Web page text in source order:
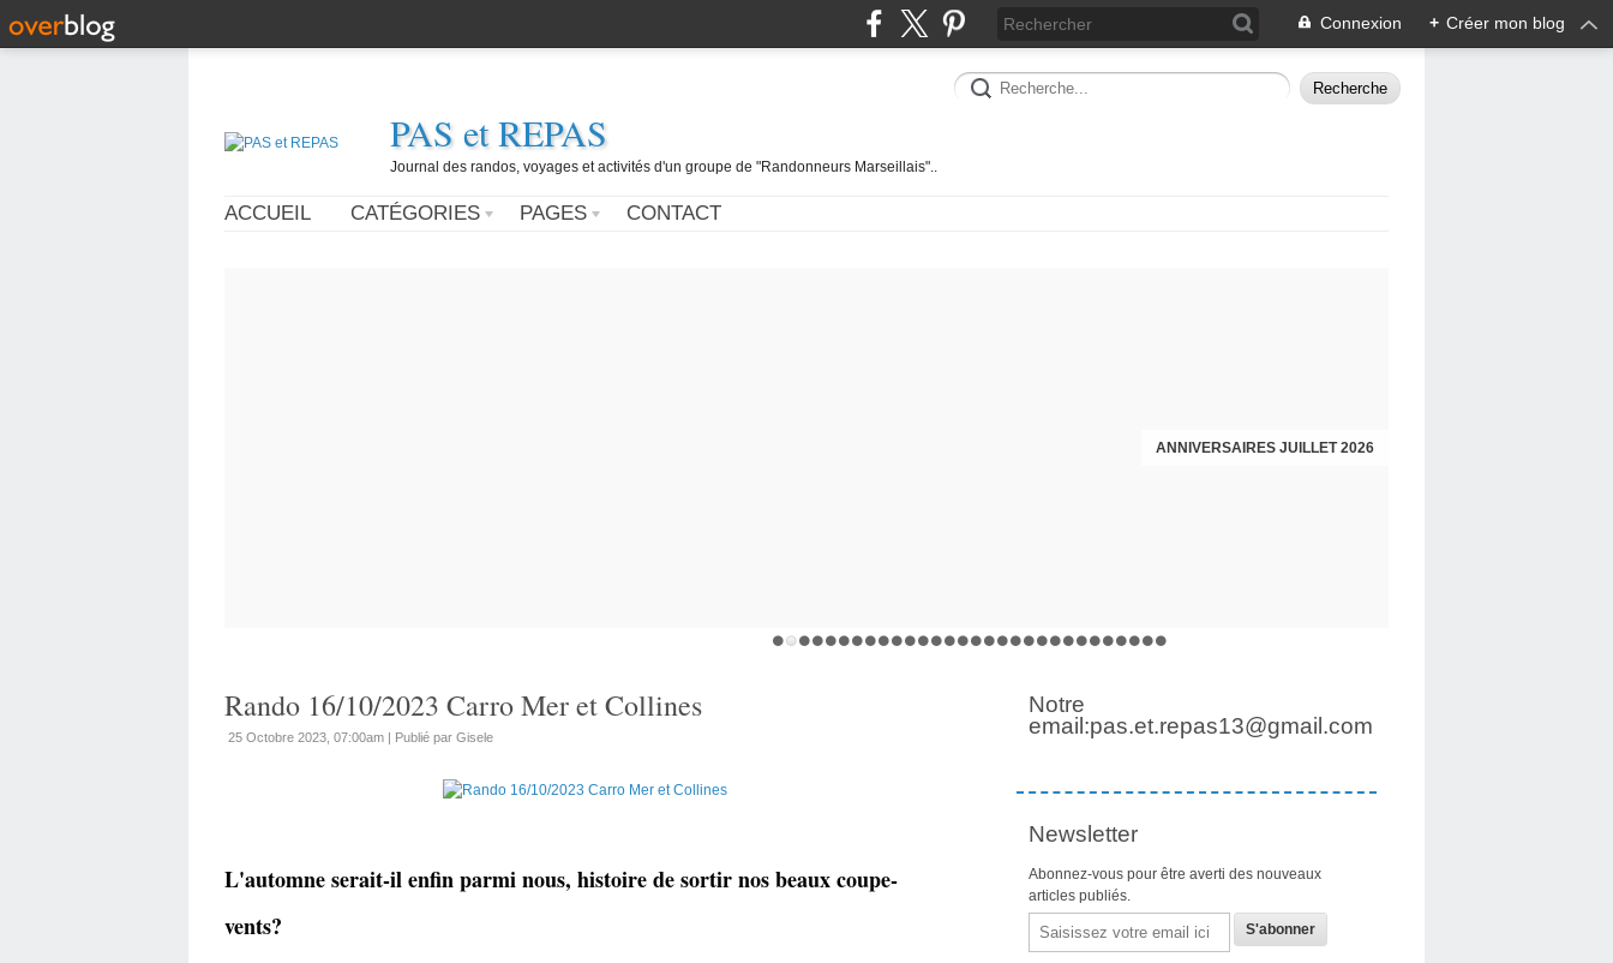
Connexion + Créer mon blog
PAS et REPAS
Journal des randos, voyages et activités d'un groupe de "Randonneurs Marseillais"..
ACCUEIL CATÉGORIES PAGES CONTACT
ANNIVERSAIRES JUILLET 2026
Rando 16/10/2023 Carro Mer et Collines
25 Octobre 2023, 07:00am | Publié par Gisele
L'automne serait-il enfin parmi nous, histoire de sortir nos beaux coupe-
vents?
Notre
email:pas.et.repas13@gmail.com
Newsletter
Abonnez-vous pour être averti des nouveaux
articles publiés.
Email